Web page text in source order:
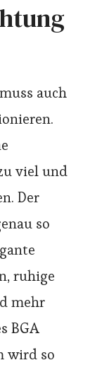
auch
viel und
Der
so
ruhige
mehr
BGA
wird so